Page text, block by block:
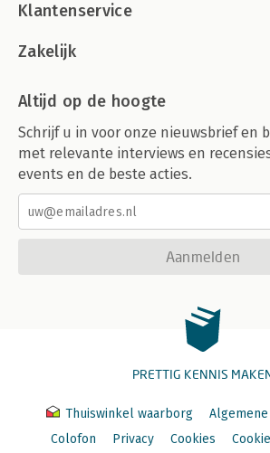
Klantenservice
Zakelijk
Altijd op de hoogte
Schrijf u in voor onze nieuwsbrief en
met relevante interviews en
events en de beste acties.
Aanmelden
PRETTIG KENNIS
Thuiswinkel waarborg
Colofon
Privacy Cookies